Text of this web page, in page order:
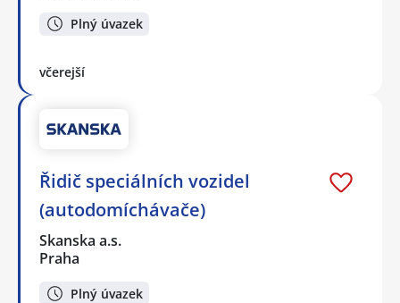
Plný úvazek
včerejší
Řidič speciálních vozidel
(autodomíchávače)
Skanska a.s.
Praha
Plný úvazek